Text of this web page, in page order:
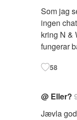
Som jag
ingen
kring N &
fungerar
58
@ Eller?
Jævla